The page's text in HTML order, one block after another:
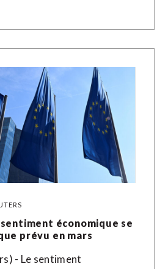
économique se
prévu en mars
- Le sentiment